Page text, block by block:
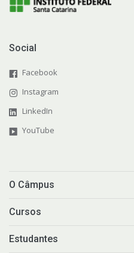
Social
Facebook
Instagram
LinkedIn
YouTube
O Câmpus
Cursos
Estudantes